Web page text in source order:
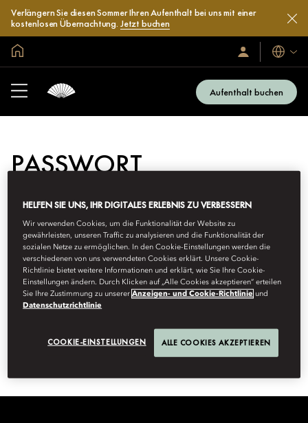
Verlängern Sie diesen Sommer Ihren Aufenthalt bei uns mit einer
kostenlosen Übernachtung. Jetzt buchen
Anmelden/Jetzt
beitreten
Sprachen
Aufenthalt buchen
PASSWORT
ZURÜCKSETZEN
Passwort
zurücksetzen
Mitgliedsnummer oder E-Mail-Adresse
Absenden
HELFEN SIE UNS, IHR DIGITALES ERLEBNIS ZU VERBESSERN
Wir verwenden Cookies, um die Funktionalität der Website zu
gewährleisten, unseren Traffic zu analysieren und die Funktionalität der
sozialen Netze zu ermöglichen. In den Cookie-Einstellungen werden die
verschiedenen von uns verwendeten Cookies erklärt. Unsere Cookie-
Richtlinie bietet weitere Informationen und erklärt, wie Sie Ihre Cookie-
Einstellungen ändern. Durch Klicken auf „Alle Cookies akzeptieren“ erteilen
Sie Ihre Zustimmung zu unsererAnzeigen- und Cookie-Richtlinie und
Datenschutzrichtlinie
COOKIE-EINSTELLUNGEN ALLE COOKIES AKZEPTIEREN